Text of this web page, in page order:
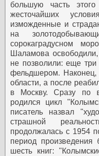
большую часть
жесточайших
изможденные и
на
сорокаградусном
Шаламова
не позволили: еще
фельдшером. Наконец,
области, а после
в Москву. Сразу по
родился цикл
писатель назвал
страшной
продолжалась с 1954
период
шесть книг: